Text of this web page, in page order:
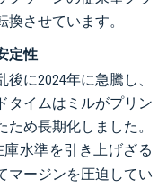
させています。
定性
に2024年に急騰し、
タイムはミルがプリン
め長期化しました。
水準を引き上げざる
マージンを圧迫してい